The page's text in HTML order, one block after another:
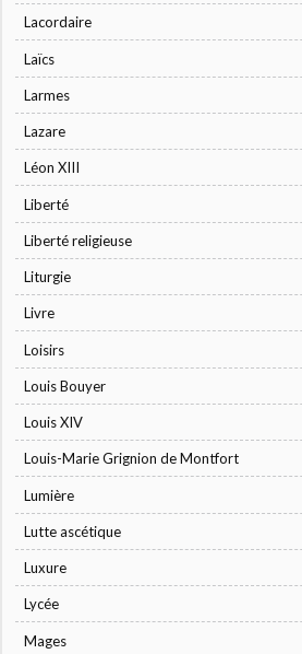
Lacordaire
Laïcs
Larmes
Lazare
Léon XIII
Liberté
Liberté religieuse
Liturgie
Livre
Loisirs
Louis Bouyer
Louis XIV
Louis-Marie Grignion de Montfort
Lumière
Lutte ascétique
Luxure
Lycée
Mages